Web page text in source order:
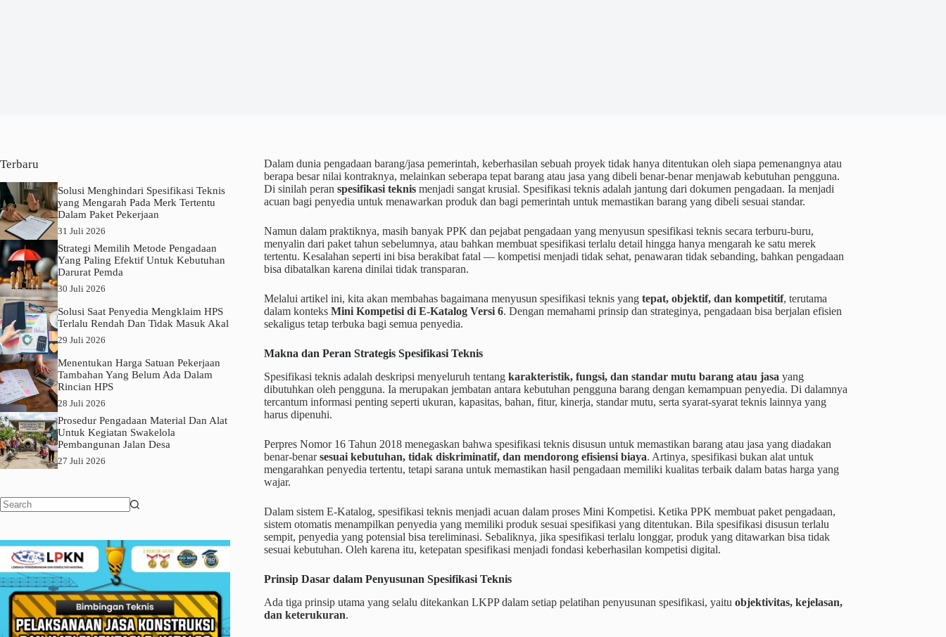
Dalam dunia pengadaan barang/jasa pemerintah, keberhasilan sebuah proyek tidak hanya ditentukan oleh siapa pemenangnya atau
berapa besar nilai kontraknya, melainkan seberapa tepat barang atau jasa yang dibeli benar-benar menjawab kebutuhan pengguna.
Di sinilah peran spesifikasi teknismenjadi sangat krusial. Spesifikasi teknis adalah jantung dari dokumen pengadaan. Ia menjadi
acuan bagi penyedia untuk menawarkan produk dan bagi pemerintah untuk memastikan barang yang dibeli sesuai standar.
Namun dalam praktiknya, masih banyak PPK dan pejabat pengadaan yang menyusun spesifikasi teknis secara terburu-buru,
menyalin dari paket tahun sebelumnya, atau bahkan membuat spesifikasi terlalu detail hingga hanya mengarah ke satu merek
tertentu. Kesalahan seperti ini bisa berakibat fatal — kompetisi menjadi tidak sehat, penawaran tidak sebanding, bahkan pengadaan
bisa dibatalkan karena dinilai tidak transparan.
Melalui artikel ini, kita akan membahas bagaimana menyusun spesifikasi teknis yang tepat, objektif, dan kompetitif, terutama
dalam konteks Mini Kompetisi di E-Katalog Versi 6. Dengan memahami prinsip dan strateginya, pengadaan bisa berjalan efisien
sekaligus tetap terbuka bagi semua penyedia.
Makna dan Peran Strategis Spesifikasi Teknis
Spesifikasi teknis adalah deskripsi menyeluruh tentang karakteristik, fungsi, dan standar mutu barang atau jasa yang
dibutuhkan oleh pengguna. Ia merupakan jembatan antara kebutuhan pengguna barang dengan kemampuan penyedia. Di dalamnya
tercantum informasi penting seperti ukuran, kapasitas, bahan, fitur, kinerja, standar mutu, serta syarat-syarat teknis lainnya yang
harus dipenuhi.
Perpres Nomor 16 Tahun 2018 menegaskan bahwa spesifikasi teknis disusun untuk memastikan barang atau jasa yang diadakan
benar-benarsesuai kebutuhan, tidak diskriminatif, dan mendorong efisiensi biaya. Artinya, spesifikasi bukan alat untuk
mengarahkan penyedia tertentu, tetapi sarana untuk memastikan hasil pengadaan memiliki kualitas terbaik dalam batas harga yang
wajar.
Dalam sistem E-Katalog, spesifikasi teknis menjadi acuan dalam proses Mini Kompetisi. Ketika PPK membuat paket pengadaan,
sistem otomatis menampilkan penyedia yang memiliki produk sesuai spesifikasi yang ditentukan. Bila spesifikasi disusun terlalu
sempit, penyedia yang potensial bisa tereliminasi. Sebaliknya, jika spesifikasi terlalu longgar, produk yang ditawarkan bisa tidak
sesuai kebutuhan. Oleh karena itu, ketepatan spesifikasi menjadi fondasi keberhasilan kompetisi digital.
Prinsip Dasar dalam Penyusunan Spesifikasi Teknis
Ada tiga prinsip utama yang selalu ditekankan LKPP dalam setiap pelatihan penyusunan spesifikasi, yaitu objektivitas, kejelasan,
dan keterukuran.
Terbaru
Solusi Menghindari Spesifikasi Teknis
yang Mengarah Pada Merk Tertentu
Dalam Paket Pekerjaan
31 Juli 2026
Strategi Memilih Metode Pengadaan
Yang Paling Efektif Untuk Kebutuhan
Darurat Pemda
30 Juli 2026
Solusi Saat Penyedia Mengklaim HPS
Terlalu Rendah Dan Tidak Masuk Akal
29 Juli 2026
Menentukan Harga Satuan Pekerjaan
Tambahan Yang Belum Ada Dalam
Rincian HPS
28 Juli 2026
Prosedur Pengadaan Material Dan Alat
Untuk Kegiatan Swakelola
Pembangunan Jalan Desa
27 Juli 2026